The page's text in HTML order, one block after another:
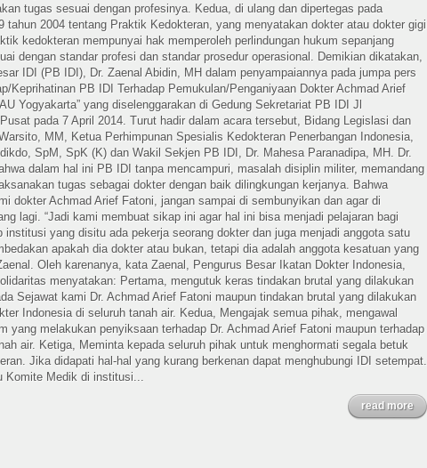
tugas sesuai dengan profesinya. Kedua, di ulang dan dipertegas pada
tahun 2004 tentang Praktik Kedokteran, yang menyatakan dokter atau dokter gigi
kedokteran mempunyai hak memperoleh perlindungan hukum sepanjang
dengan standar profesi dan standar prosedur operasional. Demikian dikatakan,
IDI (PB IDI), Dr. Zaenal Abidin, MH dalam penyampaiannya pada jumpa pers
Keprihatinan PB IDI Terhadap Pemukulan/Penganiyaan Dokter Achmad Arief
Yogyakarta” yang diselenggarakan di Gedung Sekretariat PB IDI Jl
pada 7 April 2014. Turut hadir dalam acara tersebut, Bidang Legislasi dan
MM, Ketua Perhimpunan Spesialis Kedokteran Penerbangan Indonesia,
SpM, SpK (K) dan Wakil Sekjen PB IDI, Dr. Mahesa Paranadipa, MH. Dr.
dalam hal ini PB IDI tanpa mencampuri, masalah disiplin militer, memandang
tugas sebagai dokter dengan baik dilingkungan kerjanya. Bahwa
dokter Achmad Arief Fatoni, jangan sampai di sembunyikan dan agar di
lagi. “Jadi kami membuat sikap ini agar hal ini bisa menjadi pelajaran bagi
yang disitu ada pekerja seorang dokter dan juga menjadi anggota satu
apakah dia dokter atau bukan, tetapi dia adalah anggota kesatuan yang
Oleh karenanya, kata Zaenal, Pengurus Besar Ikatan Dokter Indonesia,
menyatakan: Pertama, mengutuk keras tindakan brutal yang dilakukan
Sejawat kami Dr. Achmad Arief Fatoni maupun tindakan brutal yang dilakukan
Indonesia di seluruh tanah air. Kedua, Mengajak semua pihak, mengawal
yang melakukan penyiksaan terhadap Dr. Achmad Arief Fatoni maupun terhadap
air. Ketiga, Meminta kepada seluruh pihak untuk menghormati segala betuk
Jika didapati hal-hal yang kurang berkenan dapat menghubungi IDI setempat.
Komite Medik di institusi...
read more